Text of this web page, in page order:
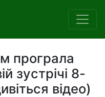
програла
зустрічі 8-
відео)